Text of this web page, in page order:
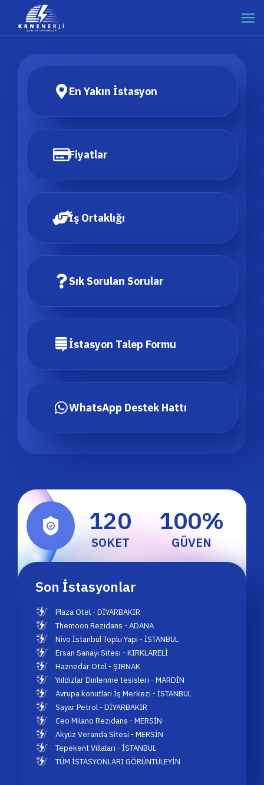
En Yakın İstasyon
Fiyatlar
İş Ortaklığı
Sık Sorulan Sorular
İstasyon Talep Formu
WhatsApp Destek Hattı
SOKET
120
GÜVEN
100%
Son İstasyonlar
Plaza Otel - DİYARBAKIR
Themoon Rezidans - ADANA
Nivo İstanbul Toplu Yapı - İSTANBUL
Ersan Sanayi Sitesi - KIRKLARELİ
Haznedar Otel - ŞIRNAK
Yııldızlar Dinlenme tesisleri - MARDİN
Avrupa konutları İş Merkezi - İSTANBUL
Sayar Petrol - DİYARBAKIR
Ceo Milano Rezidans - MERSİN
Akyüz Veranda Sitesi - MERSİN
Tepekent Villaları - İSTANBUL
TÜM İSTASYONLARI GÖRÜNTÜLEYİN